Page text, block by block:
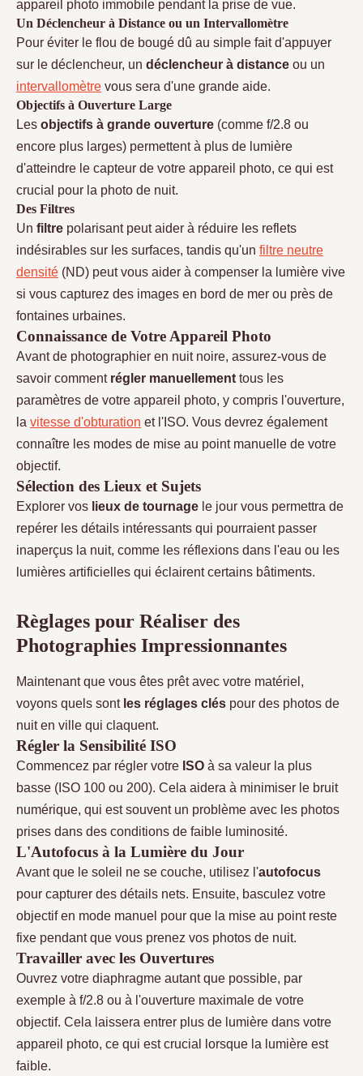
appareil photo immobile pendant la prise de vue.
Un Déclencheur à Distance ou un Intervallomètre
Pour éviter le flou de bougé dû au simple fait d'appuyer
sur le déclencheur, un déclencheur à distance ou un
intervallomètre vous sera d'une grande aide.
Objectifs à Ouverture Large
Les objectifs à grande ouverture (comme f/2.8 ou
encore plus larges) permettent à plus de lumière
d'atteindre le capteur de votre appareil photo, ce qui est
crucial pour la photo de nuit.
Des Filtres
Un filtre polarisant peut aider à réduire les reflets
indésirables sur les surfaces, tandis qu'un filtre neutre
densité (ND) peut vous aider à compenser la lumière vive
si vous capturez des images en bord de mer ou près de
fontaines urbaines.
Connaissance de Votre Appareil Photo
Avant de photographier en nuit noire, assurez-vous de
savoir comment régler manuellement tous les
paramètres de votre appareil photo, y compris l'ouverture,
la vitesse d'obturation et l'ISO. Vous devrez également
connaître les modes de mise au point manuelle de votre
objectif.
Sélection des Lieux et Sujets
Explorer vos lieux de tournage le jour vous permettra de
repérer les détails intéressants qui pourraient passer
inaperçus la nuit, comme les réflexions dans l'eau ou les
lumières artificielles qui éclairent certains bâtiments.
Règlages pour Réaliser des
Photographies Impressionnantes
Maintenant que vous êtes prêt avec votre matériel,
voyons quels sont les réglages clés pour des photos de
nuit en ville qui claquent.
Régler la Sensibilité ISO
Commencez par régler votre ISO à sa valeur la plus
basse (ISO 100 ou 200). Cela aidera à minimiser le bruit
numérique, qui est souvent un problème avec les photos
prises dans des conditions de faible luminosité.
L'Autofocus à la Lumière du Jour
Avant que le soleil ne se couche, utilisez l'autofocus
pour capturer des détails nets. Ensuite, basculez votre
objectif en mode manuel pour que la mise au point reste
fixe pendant que vous prenez vos photos de nuit.
Travailler avec les Ouvertures
Ouvrez votre diaphragme autant que possible, par
exemple à f/2.8 ou à l'ouverture maximale de votre
objectif. Cela laissera entrer plus de lumière dans votre
appareil photo, ce qui est crucial lorsque la lumière est
faible.